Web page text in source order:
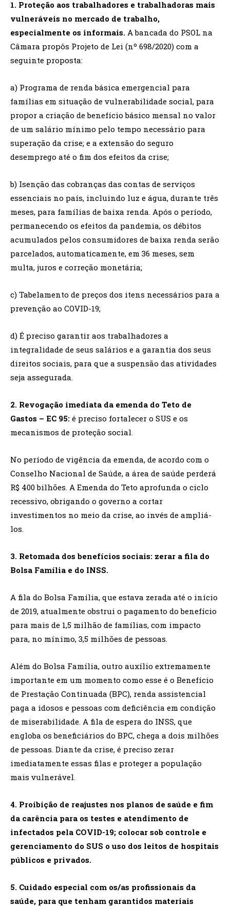
1. Proteção aos trabalhadores e trabalhadoras mais
vulneráveis no mercado de trabalho,
especialmente os informais. A bancada do PSOL na
Câmara propôs Projeto de Lei (nº 698/2020) com a
seguinte proposta:
a) Programa de renda básica emergencial para
famílias em situação de vulnerabilidade social, para
propor a criação de benefício básico mensal no valor
de um salário mínimo pelo tempo necessário para
superação da crise; e a extensão do seguro
desemprego até o fim dos efeitos da crise;
b) Isenção das cobranças das contas de serviços
essenciais no país, incluindo luz e água, durante três
meses, para famílias de baixa renda. Após o período,
permanecendo os efeitos da pandemia, os débitos
acumulados pelos consumidores de baixa renda serão
parcelados, automaticamente, em 36 meses, sem
multa, juros e correção monetária;
c) Tabelamento de preços dos itens necessários para a
prevenção ao COVID-19;
d) É preciso garantir aos trabalhadores a
integralidade de seus salários e a garantia dos seus
direitos sociais, para que a suspensão das atividades
seja assegurada.
2. Revogação imediata da emenda do Teto de
Gastos – EC 95: é preciso fortalecer o SUS e os
mecanismos de proteção social.
No período de vigência da emenda, de acordo com o
Conselho Nacional de Saúde, a área de saúde perderá
R$ 400 bilhões. A Emenda do Teto aprofunda o ciclo
recessivo, obrigando o governo a cortar
investimentos no meio da crise, ao invés de ampliá-
los.
3. Retomada dos benefícios sociais: zerar a fila do
Bolsa Família e do INSS.
A fila do Bolsa Família, que estava zerada até o início
de 2019, atualmente obstrui o pagamento do benefício
para mais de 1,5 milhão de famílias, com impacto
para, no mínimo, 3,5 milhões de pessoas.
Além do Bolsa Família, outro auxílio extremamente
importante em um momento como esse é o Benefício
de Prestação Continuada (BPC), renda assistencial
paga a idosos e pessoas com deficiência em condição
de miserabilidade. A fila de espera do INSS, que
engloba os beneficiários do BPC, chega a dois milhões
de pessoas. Diante da crise, é preciso zerar
imediatamente essas filas e proteger a população
mais vulnerável.
4. Proibição de reajustes nos planos de saúde e fim
da carência para os testes e atendimento de
infectados pela COVID-19; colocar sob controle e
gerenciamento do SUS o uso dos leitos de hospitais
públicos e privados.
5. Cuidado especial com os/as profissionais da
saúde, para que tenham garantidos materiais